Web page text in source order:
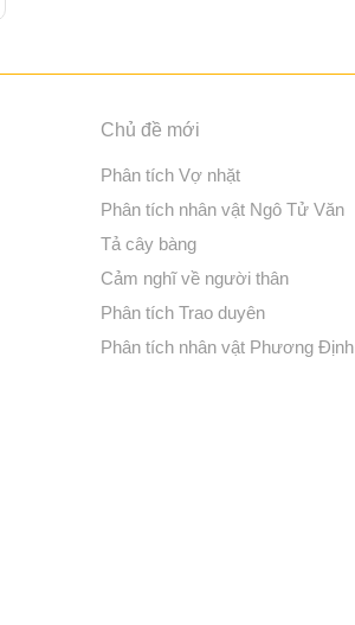
Chủ đề mới
Phân tích Vợ nhặt
Phân tích nhân vật Ngô Tử Văn
Tả cây bàng
Cảm nghĩ về người thân
Phân tích Trao duyên
Phân tích nhân vật Phương Định